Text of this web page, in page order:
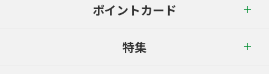
ポイントカード
特集